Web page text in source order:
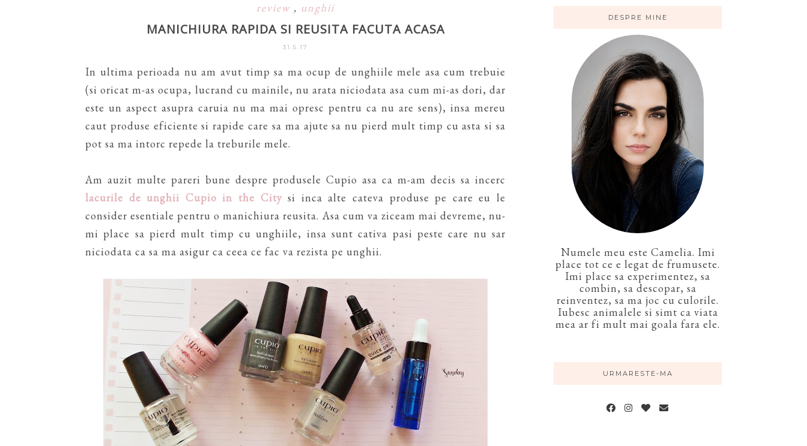
review , unghii
MANICHIURA RAPIDA SI REUSITA FACUTA ACASA
31.5.17
In ultima perioada nu am avut timp sa ma ocup de unghiile mele asa cum trebuie
(si oricat m-as ocupa, lucrand cu mainile, nu arata niciodata asa cum mi-as dori, dar
este un aspect asupra caruia nu ma mai opresc pentru ca nu are sens), insa mereu
caut produse eficiente si rapide care sa ma ajute sa nu pierd mult timp cu asta si sa
pot sa ma intorc repede la treburile mele.
Am auzit multe pareri bune despre produsele Cupio asa ca m-am decis sa incerc
lacurile de unghii Cupio in the City si inca alte cateva produse pe care eu le
consider esentiale pentru o manichiura reusita. Asa cum va ziceam mai devreme, nu-
mi place sa pierd mult timp cu unghiile, insa sunt cativa pasi peste care nu sar
niciodata ca sa ma asigur ca ceea ce fac va rezista pe unghii.
DESPRE MINE
Numele meu este Camelia. Imi
place tot ce e legat de frumusete.
Imi place sa experimentez, sa
combin, sa descopar, sa
reinventez, sa ma joc cu culorile.
Iubesc animalele si simt ca viata
mea ar fi mult mai goala fara ele.
URMARESTE-MA